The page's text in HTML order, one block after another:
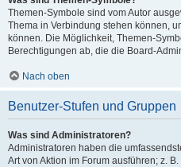
Themen-Symbole sind vom Autor
Thema in Verbindung stehen können,
können. Die Möglichkeit, Themen-
Berechtigungen ab, die die Board-
Nach oben
Benutzer-Stufen und Gruppen
Was sind Administratoren?
Administratoren haben die
Art von Aktion im Forum ausführen; z.